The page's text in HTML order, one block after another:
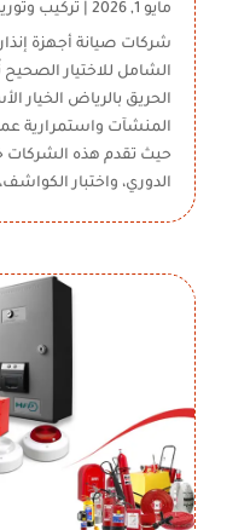
مايو 1, 2026 | تركيب
شركات صيانة أجهزة
الشامل للاختيار
الحريق بالرياض الخيار
المنشآت واستمرارية عمل
حيث تقدم هذه
الدوري، واختبار